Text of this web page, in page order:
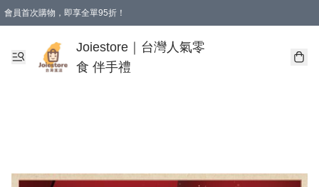
會員首次購物，即享全單95折！
購物滿 HKD 350.00即享免運費優惠！（適用於 本地送貨、本地取貨 )
Joiestore｜台灣人氣零
食 伴手禮